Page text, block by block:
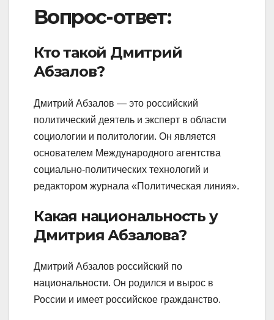
Вопрос-ответ:
Кто такой Дмитрий
Абзалов?
Дмитрий Абзалов — это российский
политический деятель и эксперт в области
социологии и политологии. Он является
основателем Международного агентства
социально-политических технологий и
редактором журнала «Политическая линия».
Какая национальность у
Дмитрия Абзалова?
Дмитрий Абзалов российский по
национальности. Он родился и вырос в
России и имеет российское гражданство.